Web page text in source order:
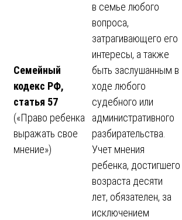
Семейный
кодекс РФ,
статья 57
(«Право ребенка
выражать свое
мнение»)
в семье любого
вопроса,
затрагивающего его
интересы, а также
быть заслушанным в
ходе любого
судебного или
административного
разбирательства.
Учет мнения
ребенка, достигшего
возраста десяти
лет, обязателен, за
исключением